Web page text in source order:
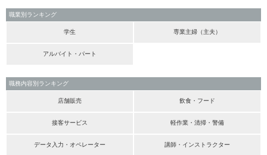
職業別ランキング
学生 専業主婦（主夫）
アルバイト・パート
職務内容別ランキング
店舗販売 飲食・フード
接客サービス 軽作業・清掃・警備
データ入力・オペレーター 講師・インストラクター